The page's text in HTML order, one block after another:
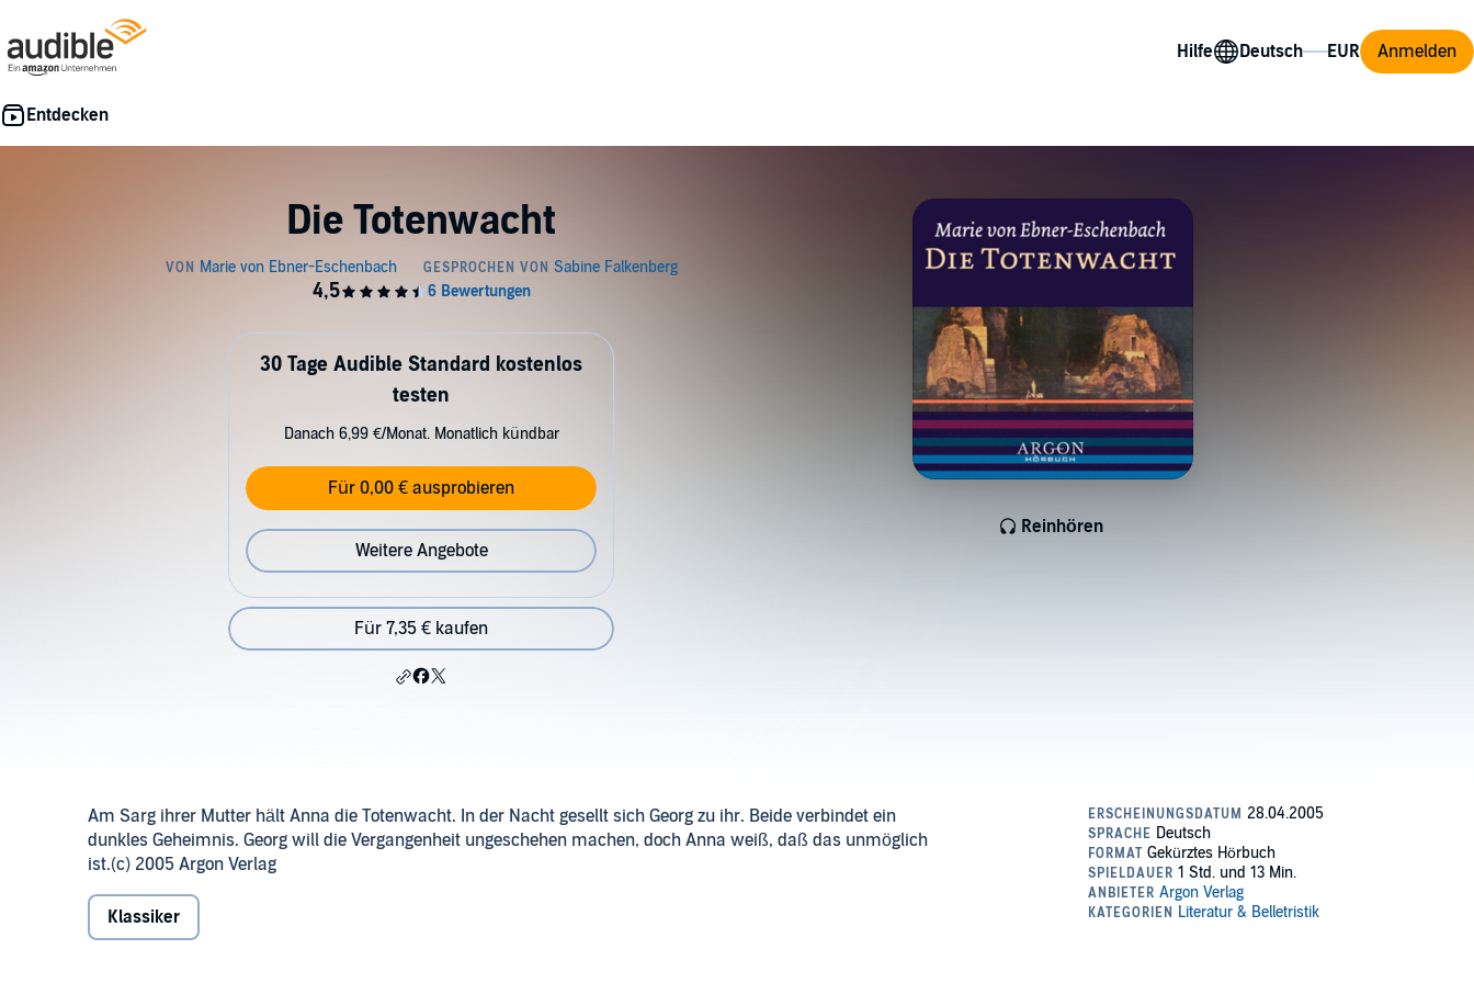
Hilfe Anmelden
Die Totenwacht
Reinhören
30 Tage Audible Standard kostenlos
testen
Danach 6,99 €/Monat. Monatlich kündbar
Für 0,00 € ausprobieren
Weitere Angebote
Für 7,35 € kaufen
Am Sarg ihrer Mutter hält Anna die Totenwacht. In der Nacht gesellt sich Georg zu ihr. Beide verbindet ein
dunkles Geheimnis. Georg will die Vergangenheit ungeschehen machen, doch Anna weiß, daß das unmöglich
ist.(c) 2005 Argon Verlag
Klassiker